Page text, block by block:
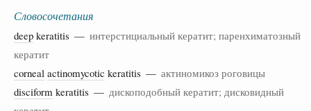
Словосочетания
deep keratitis — интерстициальный кератит; паренхиматозный
кератит
corneal actinomycotic keratitis — актиномикоз роговицы
disciform keratitis — дископодобный кератит; дисковидный